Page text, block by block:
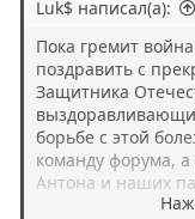
Luk$ написал(а):
Пока гремит
поздравить с
Защитника
борьбе с этой
команду форума,
Антона и наших
и выздоравливаю